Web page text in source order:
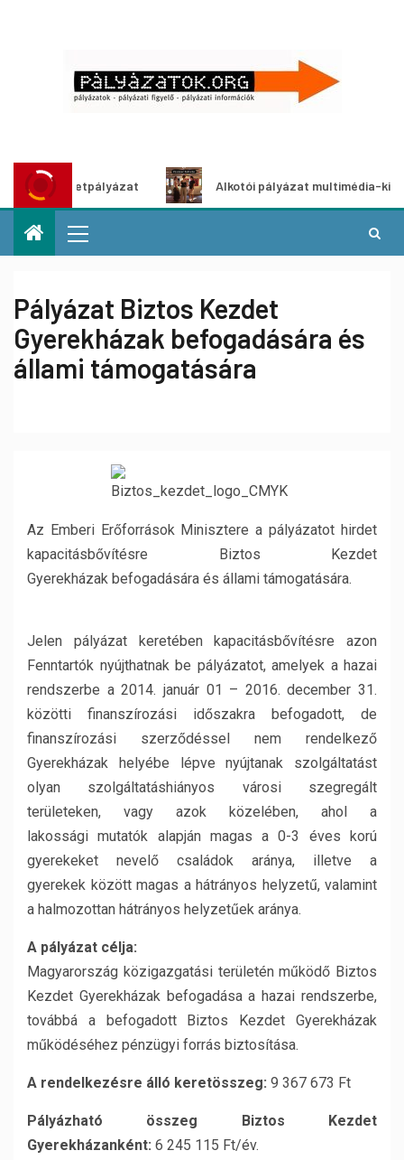
ötletpályázat Alkotói pályázat multimédia-kiállításhoz
Pályázat Biztos Kezdet
Gyerekházak befogadására és
állami támogatására
Az Emberi Erőforrások Minisztere a pályázatot hirdet
kapacitásbővítésre Biztos Kezdet
Gyerekházak befogadására és állami támogatására.
Jelen pályázat keretében kapacitásbővítésre azon
Fenntartók nyújthatnak be pályázatot, amelyek a hazai
rendszerbe a 2014. január 01 – 2016. december 31.
közötti finanszírozási időszakra befogadott, de
finanszírozási szerződéssel nem rendelkező
Gyerekházak helyébe lépve nyújtanak szolgáltatást
olyan szolgáltatáshiányos városi szegregált
területeken, vagy azok közelében, ahol a
lakossági mutatók alapján magas a 0-3 éves korú
gyerekeket nevelő családok aránya, illetve a
gyerekek között magas a hátrányos helyzetű, valamint
a halmozottan hátrányos helyzetűek aránya.
A pályázat célja:
Magyarország közigazgatási területén működő Biztos
Kezdet Gyerekházak befogadása a hazai rendszerbe,
továbbá a befogadott Biztos Kezdet Gyerekházak
működéséhez pénzügyi forrás biztosítása.
A rendelkezésre álló keretösszeg: 9 367 673 Ft
Pályázható összeg Biztos Kezdet
Gyerekházanként: 6 245 115 Ft/év.